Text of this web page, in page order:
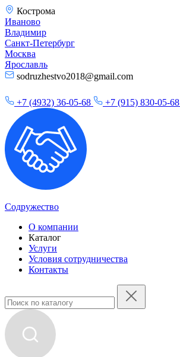
Кострома
Иваново
Владимир
Санкт-Петербург
Москва
Ярославль
sodruzhestvo2018@gmail.com
+7 (4932) 36-05-68 +7 (915) 830-05-68
Содружество
О компании
Каталог
Услуги
Условия сотрудничества
Контакты